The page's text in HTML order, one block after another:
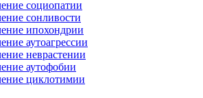
социопатии
сонливости
ипохондрии
аутоагрессии
неврастении
аутофобии
циклотимии